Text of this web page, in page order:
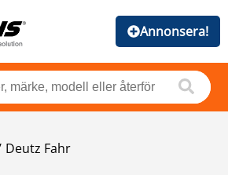
Annonsera!
Deutz Fahr